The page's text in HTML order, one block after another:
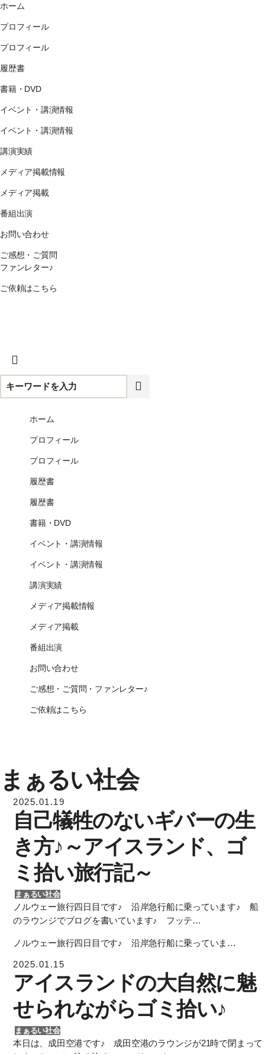
ホーム
プロフィール
プロフィール
履歴書
書籍・DVD
イベント・講演情報
イベント・講演情報
講演実績
メディア掲載情報
メディア掲載
番組出演
お問い合わせ
ご感想・ご質問
ファンレター♪
ご依頼はこちら
ホーム
プロフィール
プロフィール
履歴書
履歴書
書籍・DVD
イベント・講演情報
イベント・講演情報
講演実績
メディア掲載情報
メディア掲載
番組出演
お問い合わせ
ご感想・ご質問・ファンレター♪
ご依頼はこちら
まぁるい社会
2025.01.19
自己犠牲のないギバーの生
き方♪～アイスランド、ゴ
ミ拾い旅行記～
まぁるい社会
ノルウェー旅行四日目です♪ 沿岸急行船に乗っています♪ 船
のラウンジでブログを書いています♪ フッテ…
ノルウェー旅行四日目です♪ 沿岸急行船に乗っていま…
2025.01.15
アイスランドの大自然に魅
せられながらゴミ拾い♪
まぁるい社会
本日は、成田空港です♪ 成田空港のラウンジが21時で閉まって